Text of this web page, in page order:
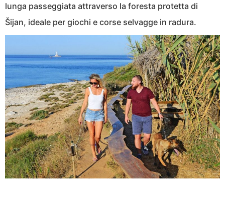
lunga passeggiata attraverso la foresta protetta di
Šijan, ideale per giochi e corse selvagge in radura.